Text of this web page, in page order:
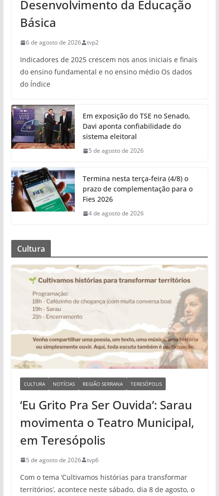
Desenvolvimento da Educação
Básica
6 de agosto de 2026 tvp2
Indicadores de 2025 crescem nos anos iniciais e finais
do ensino fundamental e no ensino médio Os dados
do Índice
Em exposição do TSE no Senado,
Davi aponta confiabilidade do
sistema eleitoral
5 de agosto de 2026
Termina nesta terça-feira (4/8) o
prazo de complementação para o
Fies 2026
4 de agosto de 2026
Cultura
CULTURA NOTÍCIAS REGIÃO SERRANA TERESÓPOLIS
‘Eu Grito Pra Ser Ouvida’: Sarau
movimenta o Teatro Municipal,
em Teresópolis
5 de agosto de 2026 tvp6
Com o tema ‘Cultivamos histórias para transformar
territórios’, acontece neste sábado, dia 8 de agosto, o